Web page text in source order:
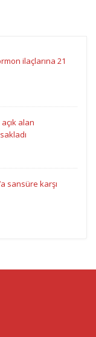
ilaçlarına 21
alan
sansüre karşı